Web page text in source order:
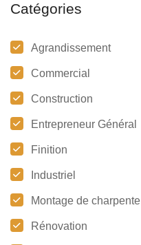
Catégories
Agrandissement
Commercial
Construction
Entrepreneur Général
Finition
Industriel
Montage de charpente
Rénovation